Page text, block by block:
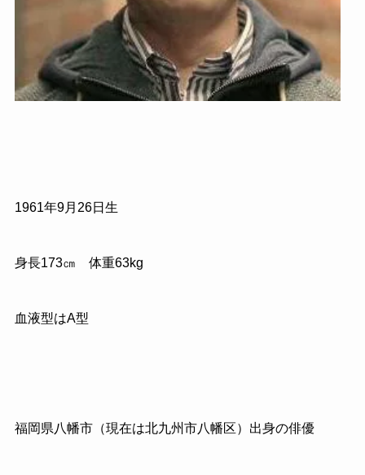
1961年9月 26日生
身長173㎝ 体重63kg
血液型はA型
福岡県八幡市（現在は北九州市八幡区）出身の俳優